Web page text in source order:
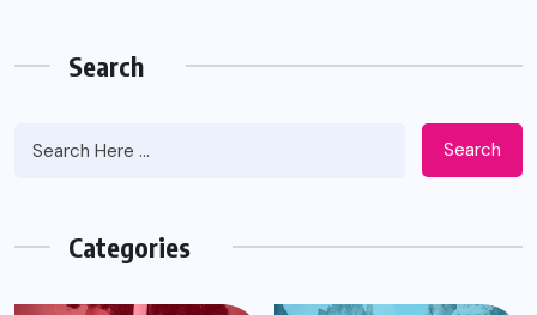
Search
Search
Categories